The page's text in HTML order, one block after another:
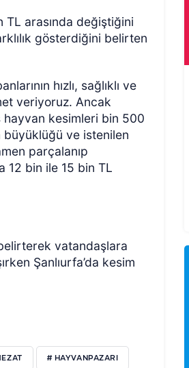
arasında değiştiğini
gösterdiğini belirten
hızlı, sağlıklı ve
veriyoruz. Ancak
hayvan kesimleri bin 500
büyüklüğü ve istenilen
parçalanıp
12 bin ile 15 bin TL
vatandaşlara
Şanlıurfa’da kesim
# HAYVANPAZARI